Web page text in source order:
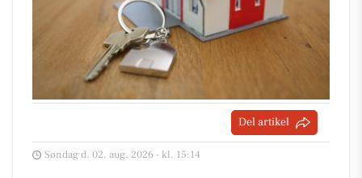
Del artikel
Søndag d. 02. aug. 2026 - kl. 15:14